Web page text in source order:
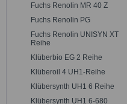
Fuchs Renolin MR 40 Z
Fuchs Renolin PG
Fuchs Renolin UNISYN XT
Reihe
Klüberbio EG 2 Reihe
Klüberoil 4 UH1-Reihe
Klübersynth UH1 6 Reihe
Klübersynth UH1 6-680